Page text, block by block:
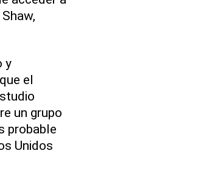
y
el
un grupo
probable
Unidos